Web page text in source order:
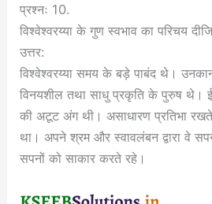
प्रश्नः 10.
विश्वेश्वरय्या के गुण स्वभाव का परिचय
उत्तर:
विश्वेश्वरय्या समय के बड़े पाबंद थे।
विनयशील तथा साधु प्रकृति के पुरुष थे।
की अटूट अंग थी। असाधारण प्रतिभा रखते
था। अपने श्रम और स्वावलंबन द्वारा वे
सपनों को साकार करते रहे।